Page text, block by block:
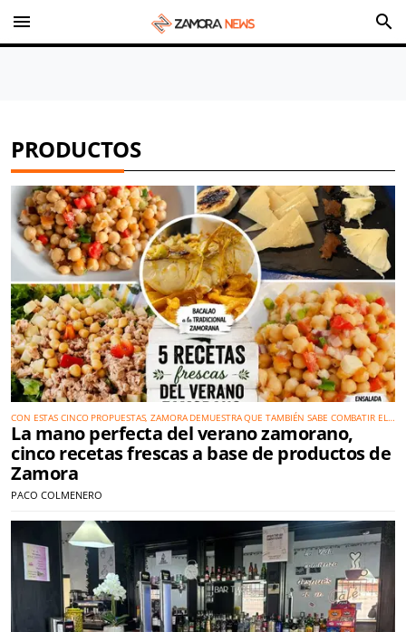
menu search
PRODUCTOS
CON ESTAS CINCO PROPUESTAS, ZAMORA DEMUESTRA QUE TAMBIÉN SABE COMBATIR EL
CALOR CON LA MEJOR GASTRONOMÍA
La mano perfecta del verano zamorano,
cinco recetas frescas a base de productos de
Zamora
PACO COLMENERO